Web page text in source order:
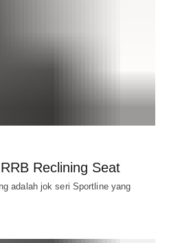
Reclining Seat
adalah jok seri Sportline yang